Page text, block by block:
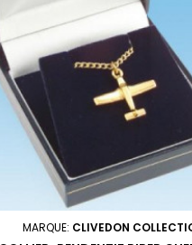
MARQUE: CLIVEDON